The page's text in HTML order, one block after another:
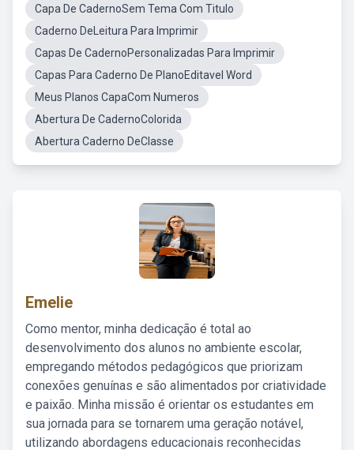
Capa De CadernoSem Tema Com Titulo
Caderno DeLeitura Para Imprimir
Capas De CadernoPersonalizadas Para Imprimir
Capas Para Caderno De PlanoEditavel Word
Meus Planos CapaCom Numeros
Abertura De CadernoColorida
Abertura Caderno DeClasse
Emelie
Como mentor, minha dedicação é total ao
desenvolvimento dos alunos no ambiente escolar,
empregando métodos pedagógicos que priorizam
conexões genuínas e são alimentados por criatividade
e paixão. Minha missão é orientar os estudantes em
sua jornada para se tornarem uma geração notável,
utilizando abordagens educacionais reconhecidas